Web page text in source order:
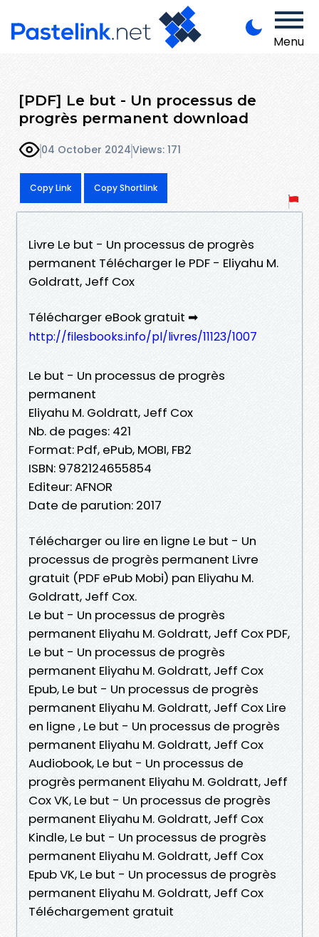
Menu
[PDF] Le but - Un processus de
progrès permanent download
04 October 2024Views: 171
Copy Link Copy Shortlink
Livre Le but - Un processus de progrès
permanent Télécharger le PDF - Eliyahu M.
Goldratt, Jeff Cox
Télécharger eBook gratuit ➡
http://filesbooks.info/pl/livres/11123/1007
Le but - Un processus de progrès
permanent
Eliyahu M. Goldratt, Jeff Cox
Nb. de pages: 421
Format: Pdf, ePub, MOBI, FB2
ISBN: 9782124655854
Editeur: AFNOR
Date de parution: 2017
Télécharger ou lire en ligne Le but - Un
processus de progrès permanent Livre
gratuit (PDF ePub Mobi) pan Eliyahu M.
Goldratt, Jeff Cox.
Le but - Un processus de progrès
permanent Eliyahu M. Goldratt, Jeff Cox PDF,
Le but - Un processus de progrès
permanent Eliyahu M. Goldratt, Jeff Cox
Epub, Le but - Un processus de progrès
permanent Eliyahu M. Goldratt, Jeff Cox Lire
en ligne , Le but - Un processus de progrès
permanent Eliyahu M. Goldratt, Jeff Cox
Audiobook, Le but - Un processus de
progrès permanent Eliyahu M. Goldratt, Jeff
Cox VK, Le but - Un processus de progrès
permanent Eliyahu M. Goldratt, Jeff Cox
Kindle, Le but - Un processus de progrès
permanent Eliyahu M. Goldratt, Jeff Cox
Epub VK, Le but - Un processus de progrès
permanent Eliyahu M. Goldratt, Jeff Cox
Téléchargement gratuit